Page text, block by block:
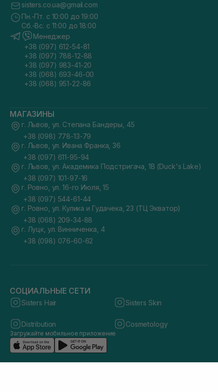
sisters.co.ua@gmail.com
Пн.-Пт. с 10:00 до 19:00
Сб.-Вс. с 11:00 до 18:00
Менеджер
+38 (097) 612-54-81
+38 (097) 788-12-88
+38 (097) 983-41-20
+38 (068) 693-46-00
+38 (068) 951-22-86
МАГАЗИНЫ
г. Львов, ул. Степана Бандеры, 45
+38 (098) 778-13-79
г. Львов, ул. Ивана Франка, 36
+38 (097) 611-95-94
г. Львов, ул. Академика Подстригача, 1В (Duck's Lake)
+38 (097) 101-97-16
г. Ровно, ул. 16-го Июля, 15
+38 (097) 544-61-44
г. Ровно, ул. Кулика и Гудачека, 23 (ТЦ Экватор)
+38 (068) 209-34-88
г. Луцк, ул. Винниченка, 4
+38 (098) 076-60-62
СОЦИАЛЬНЫЕ СЕТИ
Sisters Hair Sisters Skin
Distribution Cosmetology
Загружайте мобильное приложение